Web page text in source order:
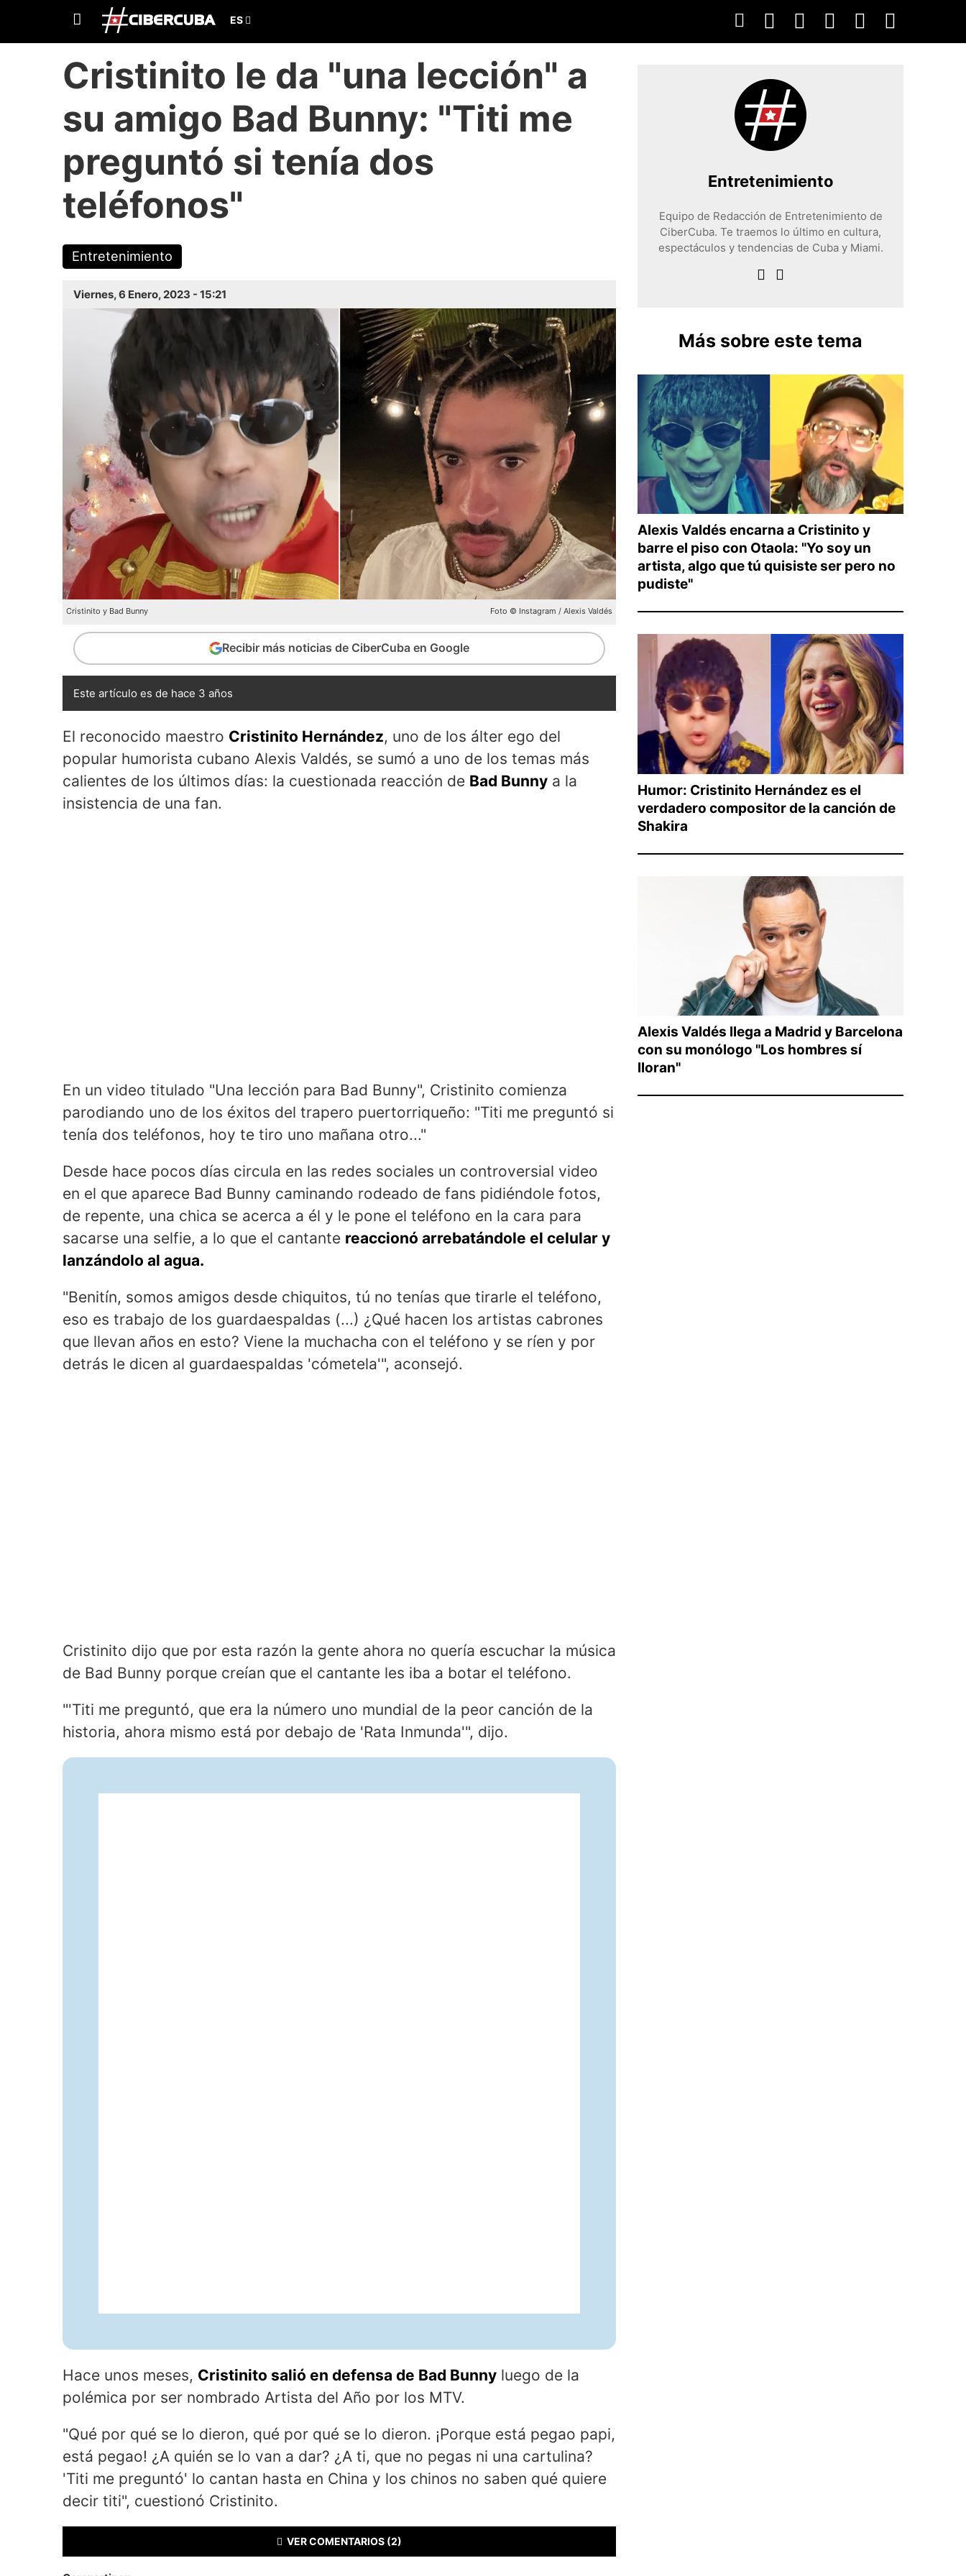
Cristinito le da "una lección" a
su amigo Bad Bunny: "Titi me
preguntó si tenía dos
teléfonos"
Entretenimiento
Viernes, 6 Enero, 2023 - 15:21
Cristinito y Bad Bunny Foto © Instagram / Alexis Valdés
Recibir más noticias de CiberCuba en Google
Este artículo es de hace 3 años
El reconocido maestro Cristinito Hernández, uno de los álter ego del
popular humorista cubano Alexis Valdés, se sumó a uno de los temas más
calientes de los últimos días: la cuestionada reacción de Bad Bunny a la
insistencia de una fan.
En un video titulado "Una lección para Bad Bunny", Cristinito comienza
parodiando uno de los éxitos del trapero puertorriqueño: "Titi me preguntó si
tenía dos teléfonos, hoy te tiro uno mañana otro..."
Desde hace pocos días circula en las redes sociales un controversial video
en el que aparece Bad Bunny caminando rodeado de fans pidiéndole fotos,
de repente, una chica se acerca a él y le pone el teléfono en la cara para
sacarse una selfie, a lo que el cantante reaccionó arrebatándole el celular y
lanzándolo al agua.
"Benitín, somos amigos desde chiquitos, tú no tenías que tirarle el teléfono,
eso es trabajo de los guardaespaldas (...) ¿Qué hacen los artistas cabrones
que llevan años en esto? Viene la muchacha con el teléfono y se ríen y por
detrás le dicen al guardaespaldas 'cómetela'", aconsejó.
Cristinito dijo que por esta razón la gente ahora no quería escuchar la música
de Bad Bunny porque creían que el cantante les iba a botar el teléfono.
"'Titi me preguntó, que era la número uno mundial de la peor canción de la
historia, ahora mismo está por debajo de 'Rata Inmunda'", dijo.
Hace unos meses, Cristinito salió en defensa de Bad Bunny luego de la
polémica por ser nombrado Artista del Año por los MTV.
"Qué por qué se lo dieron, qué por qué se lo dieron. ¡Porque está pegao papi,
está pegao! ¿A quién se lo van a dar? ¿A ti, que no pegas ni una cartulina?
'Titi me preguntó' lo cantan hasta en China y los chinos no saben qué quiere
decir titi", cuestionó Cristinito.
VER COMENTARIOS (2)
Entretenimiento
Equipo de Redacción de Entretenimiento de
CiberCuba. Te traemos lo último en cultura,
espectáculos y tendencias de Cuba y Miami.
Más sobre este tema
Alexis Valdés encarna a Cristinito y
barre el piso con Otaola: "Yo soy un
artista, algo que tú quisiste ser pero no
pudiste"
Humor: Cristinito Hernández es el
verdadero compositor de la canción de
Shakira
Alexis Valdés llega a Madrid y Barcelona
con su monólogo "Los hombres sí
lloran"